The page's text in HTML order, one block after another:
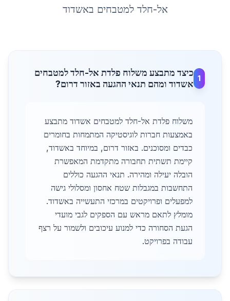
אל-חלד למטבחים באשדוד
1
כיצד מתבצע משלוח פלדת אל-חלד למטבחים
אשדוד ומהם תנאי ההגעה באזור דרום?
משלוח פלדת אל-חלד למטבחים אשדוד מתבצע
באמצעות חברות לוגיסטיקה המתמחות בחומרים
כבדים ומסוכנים. באזור דרום, במיוחד באשדוד,
קיימת תשתית תחבורה מתקדמת המאפשרת
הובלה יעילה ומהירה. תנאי ההגעה כוללים
התחשבות במגבלות שטח אחסון ומסלולי גישה
למפעלים ופרויקטים במרכזי התעשייה באשדוד.
מומלץ לתאם מראש עם הספקים לגבי מועדי
הגעת הסחורה כדי למנוע עיכובים ולשמור על רצף
עבודה בפרויקט.